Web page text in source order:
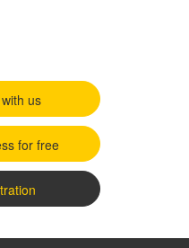
us
for free